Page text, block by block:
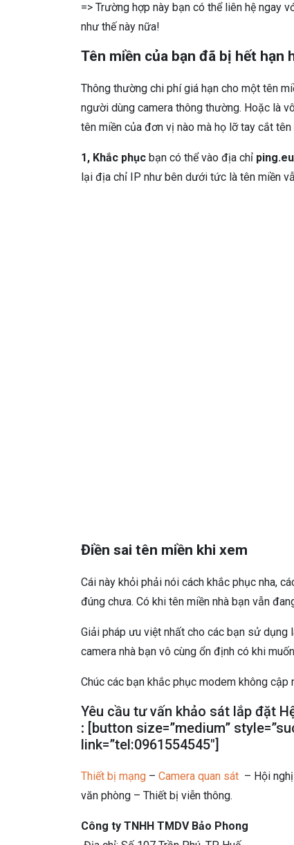
=> Trường hợp này bạn có thể liên hệ ngay
như thế này nữa!
Tên miền của bạn đã bị hết hạn
Thông thường chi phí giá hạn cho một tên
người dùng camera thông thường. Hoặc là
tên miền của đơn vị nào mà họ lỡ tay cắt tên
1, Khắc phục bạn có thể vào địa chỉ
lại địa chỉ IP như bên dưới tức là tên miền
Điền sai tên miền khi xem
Cái này khỏi phải nói cách khắc phục nha,
đúng chưa. Có khi tên miền nhà bạn vẫn
Giải pháp ưu việt nhất cho các bạn sử dụng
camera nhà bạn vô cùng ổn định có khi
Chúc các bạn khắc phục modem không cập
Yêu cầu tư vấn khảo sát lắp đặt
: [button size=”medium”
link=”tel:0961554545″]
Thiết bị mạng – Camera quan sát – Hội
văn phòng – Thiết bị viễn thông.
Công ty TNHH TMDV Bảo Phong